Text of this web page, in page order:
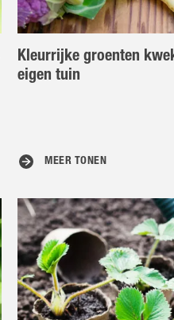
Kleurrijke groenten
eigen tuin
MEER TONEN